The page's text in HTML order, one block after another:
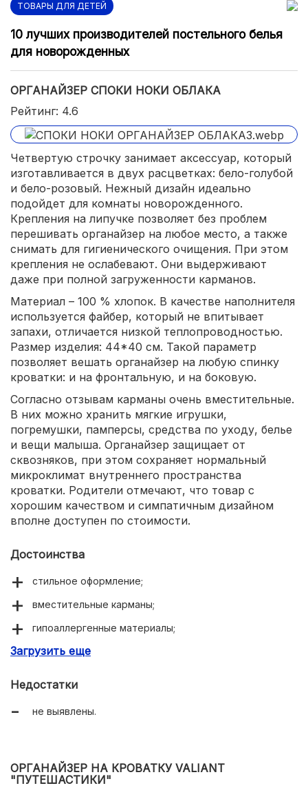
ТОВАРЫ ДЛЯ ДЕТЕЙ
10 лучших производителей постельного белья
для новорожденных
ОРГАНАЙЗЕР СПОКИ НОКИ ОБЛАКА
Рейтинг: 4.6
Четвертую строчку занимает аксессуар, который
изготавливается в двух расцветках: бело-голубой
и бело-розовый. Нежный дизайн идеально
подойдет для комнаты новорожденного.
Крепления на липучке позволяет без проблем
перешивать органайзер на любое место, а также
снимать для гигиенического очищения. При этом
крепления не ослабевают. Они выдерживают
даже при полной загруженности карманов.
Материал – 100 % хлопок. В качестве наполнителя
используется файбер, который не впитывает
запахи, отличается низкой теплопроводностью.
Размер изделия: 44*40 см. Такой параметр
позволяет вешать органайзер на любую спинку
кроватки: и на фронтальную, и на боковую.
Согласно отзывам карманы очень вместительные.
В них можно хранить мягкие игрушки,
погремушки, памперсы, средства по уходу, белье
и вещи малыша. Органайзер защищает от
сквозняков, при этом сохраняет нормальный
микроклимат внутреннего пространства
кроватки. Родители отмечают, что товар с
хорошим качеством и симпатичным дизайном
вполне доступен по стоимости.
Достоинства
стильное оформление;
вместительные карманы;
гипоаллергенные материалы;
крепкая фиксация на кроватке;
Загрузить еще
Недостатки
не выявлены.
ОРГАНАЙЗЕР НА КРОВАТКУ VALIANT
"ПУТЕШАСТИКИ"